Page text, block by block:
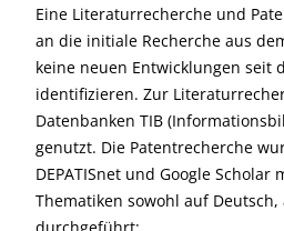
Eine Literaturrecherche und
an die initiale Recherche aus
keine neuen Entwicklungen seit
identifizieren. Zur
Datenbanken TIB
genutzt. Die Patentrecherche
DEPATISnet und Google Scholar
Thematiken sowohl auf